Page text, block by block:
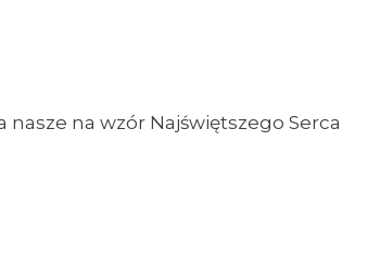
na wzór Najświętszego Serca